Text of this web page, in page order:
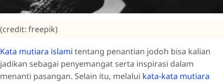
(credit: freepik)
Kata mutiara islami tentang penantian jodoh bisa kalian
jadikan sebagai penyemangat serta inspirasi dalam
menanti pasangan. Selain itu, melalui kata-kata mutiara